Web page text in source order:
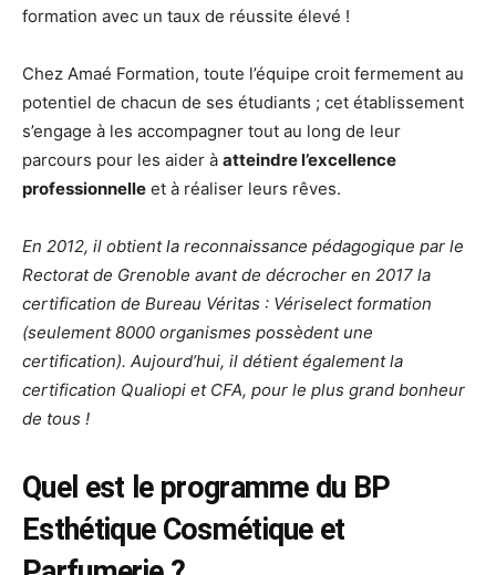
formation avec un taux de réussite élevé !
Chez Amaé Formation, toute l’équipe croit fermement au
potentiel de chacun de ses étudiants ; cet établissement
s’engage à les accompagner tout au long de leur
parcours pour les aider à atteindre l’excellence
professionnelle et à réaliser leurs rêves.
En 2012, il obtient la reconnaissance pédagogique par le
Rectorat de Grenoble avant de décrocher en 2017 la
certification de Bureau Véritas : Vériselect formation
(seulement 8000 organismes possèdent une
certification). Aujourd’hui, il détient également la
certification Qualiopi et CFA, pour le plus grand bonheur
de tous !
Quel est le programme du BP
Esthétique Cosmétique et